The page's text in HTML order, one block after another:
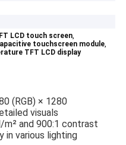
LCD touch screen,
touchscreen module,
TFT LCD display
(RGB) × 1280
visuals
and 900:1 contrast
various lighting